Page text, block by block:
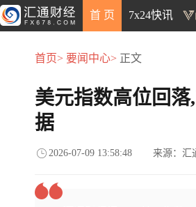
首 页 7x24快讯
首页> 要闻中心> 正文
美元指数高位回
据
2026-07-09 13:58:48 来源：汇